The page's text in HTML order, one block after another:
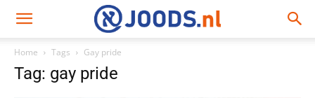
Home Tags Gay pride
Tag: gay pride